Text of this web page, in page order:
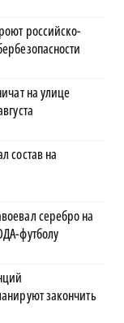
российско-
на улице
состав на
серебро на
футболу
закончить